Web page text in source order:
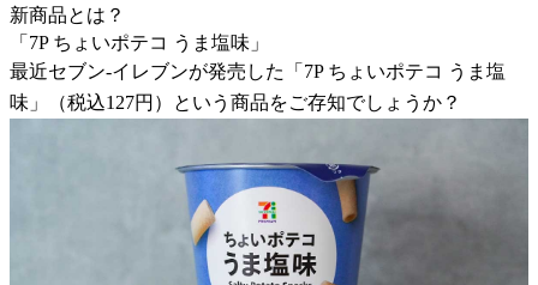
新商品とは？
「7P ちょいポテコ うま塩味」
最近セブン-イレブンが発売した「7P ちょいポテコ うま塩
味」（税込127円）という商品をご存知でしょうか？